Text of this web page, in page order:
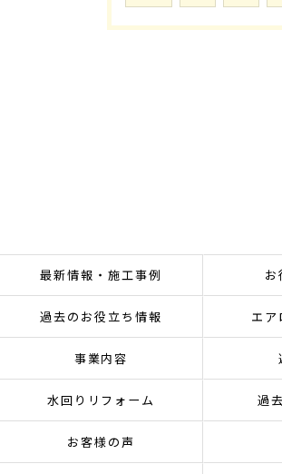
最新情報・施工事例 お
過去のお役立ち情報 エア
事業内容
水回りリフォーム 過
お客様の声